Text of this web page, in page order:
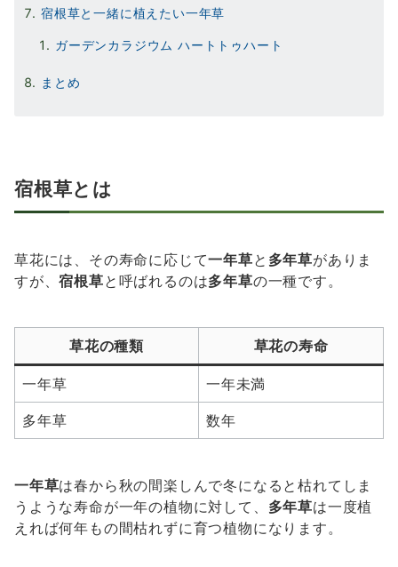
宿根草と一緒に植えたい一年草
ガーデンカラジウム ハートトゥハート
まとめ
宿根草とは
草花には、その寿命に応じて一年草と 多年草がありま
すが、宿根草と呼ばれるのは多年草の一種です。
草花の種類 草花の寿命
一年草 一年未満
多年草 数年
一年草は春から秋の間楽しんで冬になると枯れてしま
うような寿命が一年の植物に対して、 多年草は一度植
えれば何年もの間枯れずに育つ植物になります。